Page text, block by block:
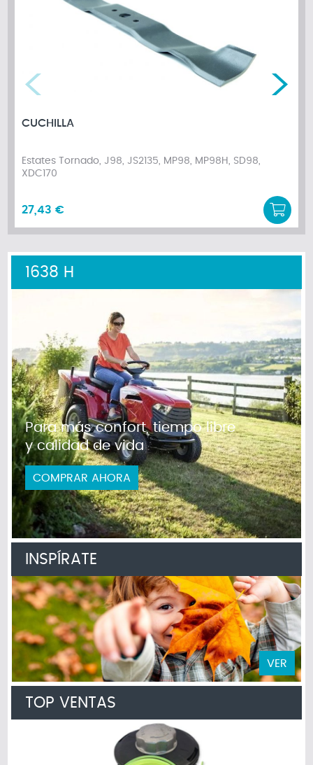
CUCHILLA
Estates Tornado, J98, JS2135, MP98, MP98H, SD98,
XDC170
27,43 €
1638 H
Para más confort, tiempo libre
y calidad de vida
COMPRAR AHORA
INSPÍRATE
VER
TOP VENTAS